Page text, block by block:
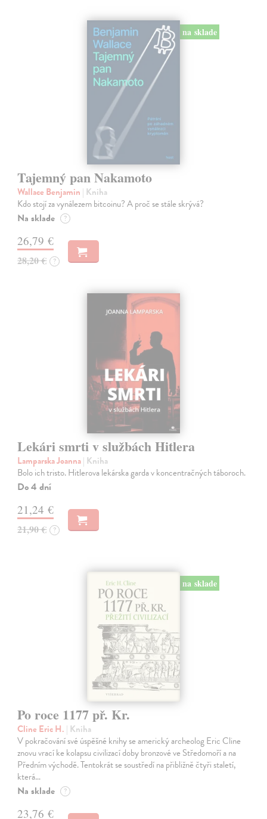
na sklade
Tajemný pan Nakamoto
Wallace Benjamin | Kniha
Kdo stojí za vynálezem bitcoinu? A proč se stále skrývá?
Na sklade ?
26,79 €
28,20 € ?
Lekári smrti v službách Hitlera
Lamparska Joanna| Kniha
Bolo ich tristo. Hitlerova lekárska garda v koncentračných táboroch.
Do 4 dní
21,24 €
21,90 € ?
na sklade
Po roce 1177 př. Kr.
Cline Eric H. | Kniha
V pokračování své úspěšné knihy se americký archeolog Eric Cline
znovu vrací ke kolapsu civilizací doby bronzové ve Středomoří a na
Předním východě. Tentokrát se soustředí na přibližně čtyři staletí,
která…
Na sklade ?
23,76 €